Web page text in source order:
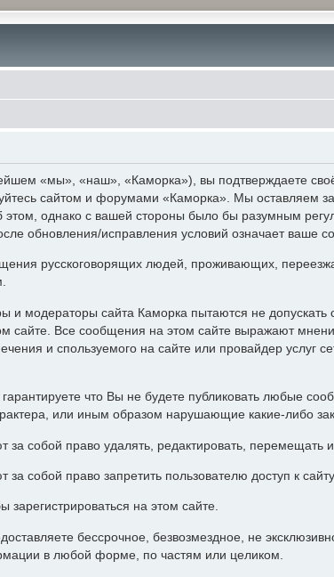
«мы», «наш», «Каморка»), вы подтверждаете
сайтом и форумами «Каморка». Мы оставляем
однако с вашей стороны было бы разумным
обновления/исправления условий означает ваше
русскоговорящих людей, проживающих,
и модераторы сайта Каморка пытаются не
сайте. Все сообщения на этом сайте выражают
и спользуемого на сайте или провайдер услуг
что Вы не будете публиковать любые
или иным образом нарушающие какие-либо
за собой право удалять, редактировать,
собой право запретить пользователю доступ к
на этом сайте.
бессрочное, безвозмездное, не
в любой форме, по частям или целиком.